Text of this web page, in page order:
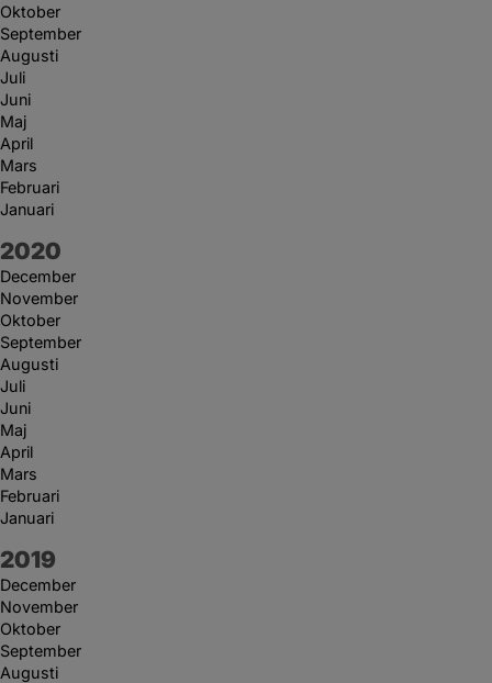
Oktober
September
Augusti
Juli
Juni
Maj
April
Mars
Februari
Januari
År:
2020
December
November
Oktober
September
Augusti
Juli
Juni
Maj
April
Mars
Februari
Januari
År:
2019
December
November
Oktober
September
Augusti